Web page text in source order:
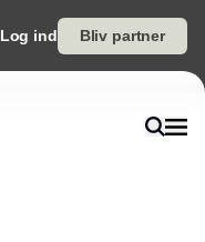
Log ind Bliv partner